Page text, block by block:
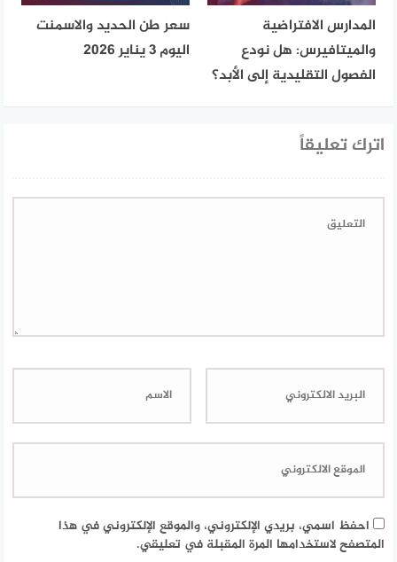
المدارس الافتراضية
والميتافيرس: هل نودع
الفصول التقليدية إلى الأبد؟
سعر طن الحديد والاسمنت
اليوم 3 يناير 2026
اترك تعليقاً
احفظ اسمي، بريدي الإلكتروني، والموقع الإلكتروني في هذا
المتصفح لاستخدامها المرة المقبلة في تعليقي.